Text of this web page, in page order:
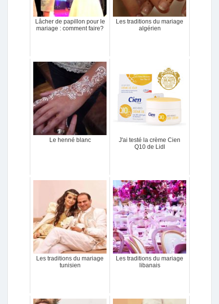
Lâcher de papillon pour le
mariage : comment faire?
Les traditions du mariage
algérien
Le henné blanc
J'ai testé la crème Cien
Q10 de Lidl
Les traditions du mariage
tunisien
Les traditions du mariage
libanais